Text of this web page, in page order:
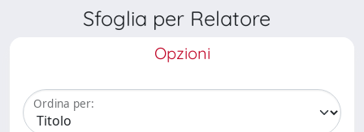
Sfoglia per Relatore
Opzioni
Ordina per: